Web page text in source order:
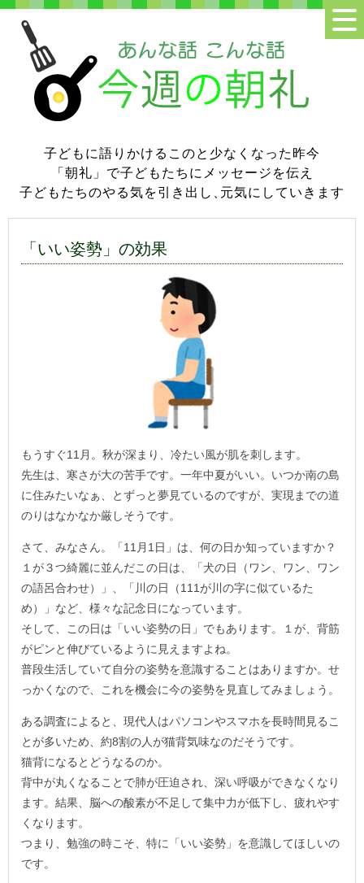
子どもに語りかけるこのと少なくなった昨今
「朝礼」で子どもたちにメッセージを伝え
子どもたちのやる気を引き出し
元気にしていきます
「いい姿勢」の効果
もうすぐ11月。秋が深まり、冷たい風が肌を刺します。
先生は、寒さが大の苦手です。一年中夏がいい。いつか南の島
に住みたいなぁ、とずっと夢見ているのですが、実現までの道
のりはなかなか厳しそうです。
さて、みなさん。「11月1日」は、何の日か知っていますか？
１が３つ綺麗に並んだこの日は、「犬の日（ワン、ワン、ワン
の語呂合わせ）」、「川の日（111が川の字に似ているた
め）」など、様々な記念日になっています。
そして、この日は「いい姿勢の日」でもあります。１が、背筋
がピンと伸びているように見えますよね。
普段生活していて自分の姿勢を意識することはありますか。せ
っかくなので、これを機会に今の姿勢を見直してみましょう。
ある調査によると、現代人はパソコンやスマホを長時間見るこ
とが多いため、約8割の人が猫背気味なのだそうです。
猫背になるとどうなるのか。
背中が丸くなることで肺が圧迫され、深い呼吸ができなくなり
ます。結果、脳への酸素が不足して集中力が低下し、疲れやす
くなります。
つまり、勉強の時こそ、特に「いい姿勢」を意識してほしいの
です。